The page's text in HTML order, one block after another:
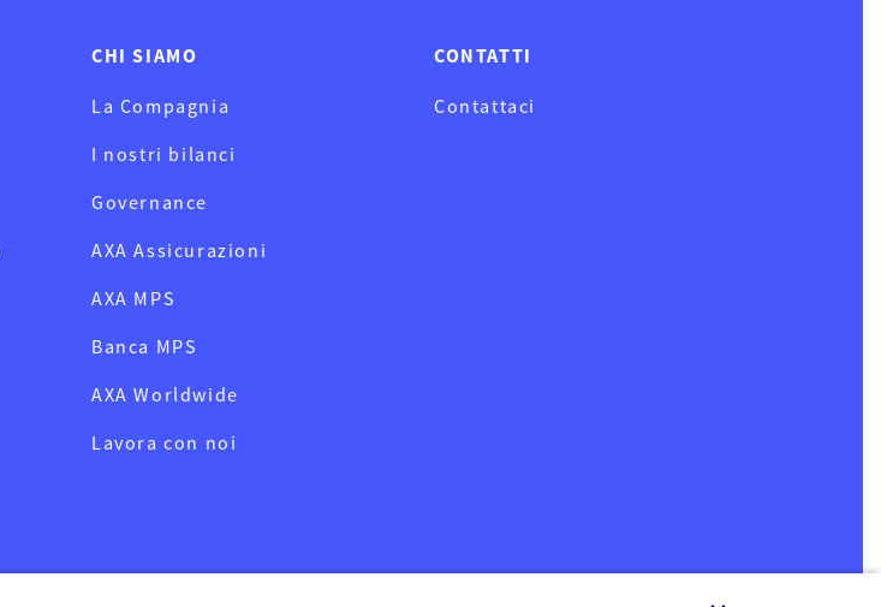
CHI SIAMO
La Compagnia
I nostri bilanci
Governance
AXA Assicurazioni
AXA MPS
Banca MPS
AXA Worldwide
Lavora con noi
CONTATTI
Contattaci